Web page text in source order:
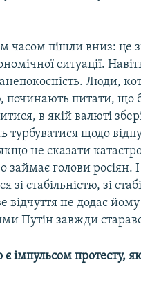
часом пішли вниз: це
ситуації.
Люди,
починають питати, що
в якій валюті
щодо
якщо не сказати
займає голови росіян.
зі стабільністю, зі
відчуття не додає йому
Путін завжди
імпульсом протесту,